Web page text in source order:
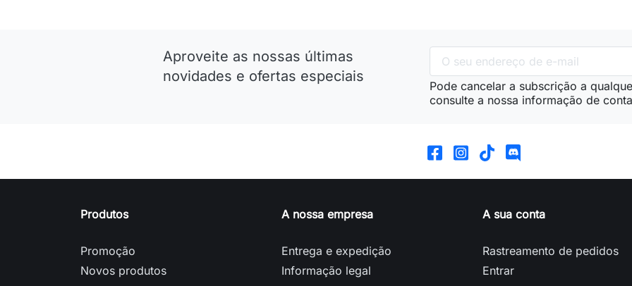
Aproveite as nossas últimas
novidades e ofertas especiais
Pode cancelar a subscrição a
consulte a nossa informação de
Produtos
Promoção
Novos produtos
A nossa empresa
Entrega e expedição
Informação legal
A sua conta
Rastreamento de pedidos
Entrar